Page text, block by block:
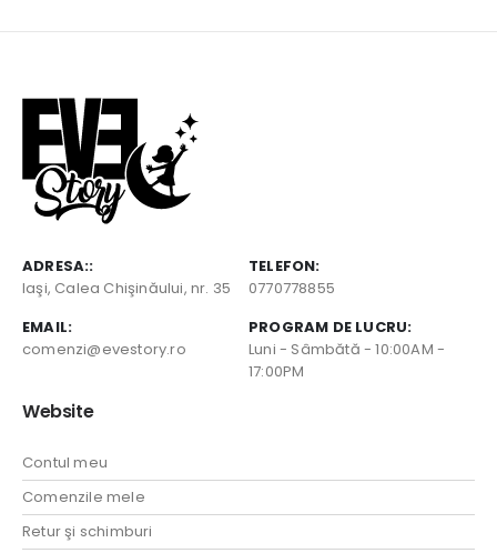
ADRESA::
Iaşi, Calea Chişinăului, nr. 35
TELEFON:
0770778855
EMAIL:
comenzi@evestory.ro
PROGRAM DE LUCRU:
Luni - Sâmbătă - 10:00AM -
17:00PM
Website
Contul meu
Comenzile mele
Retur şi schimburi